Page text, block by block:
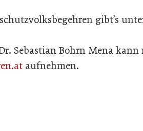
gibt’s
Sebastian Bohrn Mena kann
aufnehmen.